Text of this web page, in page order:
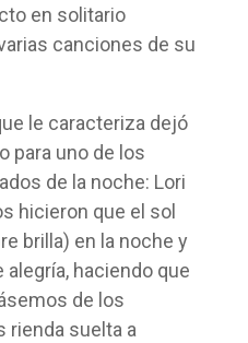
en solitario
canciones de su
le caracteriza dejó
para uno de los
de la noche: Lori
hicieron que el sol
brilla) en la noche y
haciendo que
de los
rienda suelta a